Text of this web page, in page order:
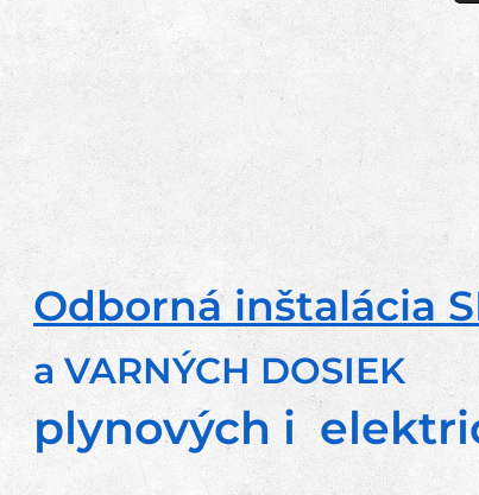
Odborná inštalácia
a VARNÝCH DOSIEK
plynových i